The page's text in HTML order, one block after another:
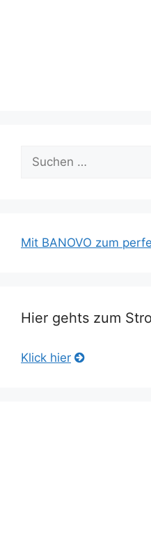
Suche
nach:
Mit BANOVO zum
Hier gehts zum
Klick hier